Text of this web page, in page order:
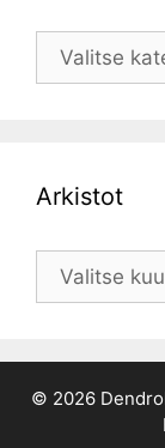
Artikkelit
Arkistot
Arkistot
© 2026